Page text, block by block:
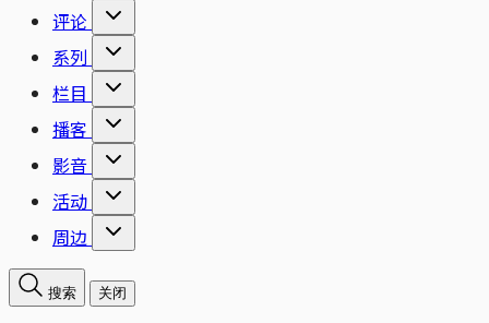
评论
系列
栏目
播客
影音
活动
周边
搜索 关闭